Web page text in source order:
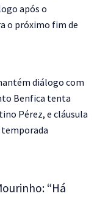
após o
o próximo fim de
diálogo com
Benfica tenta
Pérez, e cláusula
“Há